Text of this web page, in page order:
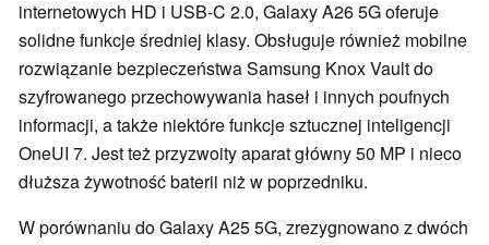
internetowych HD i USB-C 2.0, Galaxy A26 5G oferuje
solidne funkcje średniej klasy. Obsługuje również mobilne
rozwiązanie bezpieczeństwa Samsung Knox Vault do
szyfrowanego przechowywania haseł i innych poufnych
informacji, a także niektóre funkcje sztucznej inteligencji
OneUI 7. Jest też przyzwoity aparat główny 50 MP i nieco
dłuższa żywotność baterii niż w poprzedniku.
W porównaniu do Galaxy A25 5G, zrezygnowano z dwóch